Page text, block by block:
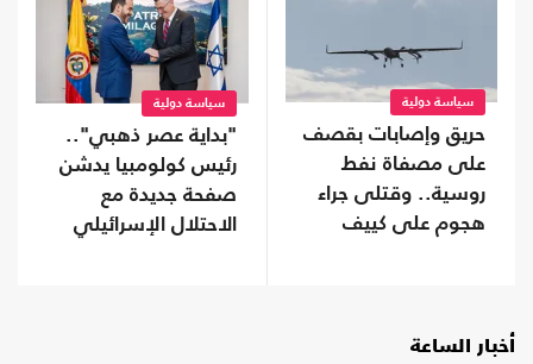
سياسة دولية
حريق وإصابات بقصف
على مصفاة نفط
روسية.. وقتلى جراء
هجوم على كييف
سياسة دولية
"بداية عصر ذهبي"..
رئيس كولومبيا يدشن
صفحة جديدة مع
الاحتلال الإسرائيلي
أخبار الساعة